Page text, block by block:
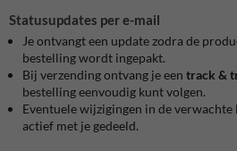
Statusupdates per e-mail
Je ontvangt een update zodra de
bestelling wordt ingepakt.
Bij verzending ontvang je een track &
bestelling eenvoudig kunt volgen.
Eventuele wijzigingen in de
actief met je gedeeld.